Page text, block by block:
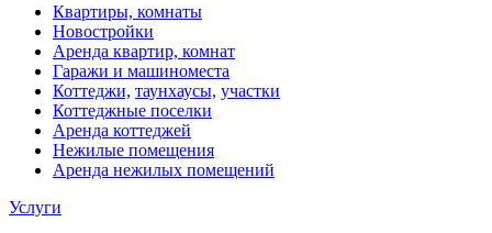
Квартиры, комнаты
Новостройки
Аренда квартир, комнат
Гаражи и машиноместа
Коттеджи, таунхаусы, участки
Коттеджные поселки
Аренда коттеджей
Нежилые помещения
Аренда нежилых помещений
Услуги